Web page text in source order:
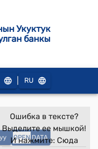
Укуктук
банкы
RU
OPEN DATA
Ошибка в тексте?
Выделите ее мышкой!
И нажмите: Сюда